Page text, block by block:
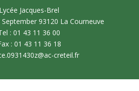
Lycée Jacques-Brel
93120 La Courneuve
: 01 43 11 36 00
: 01 43 11 36 18
creteil.fr